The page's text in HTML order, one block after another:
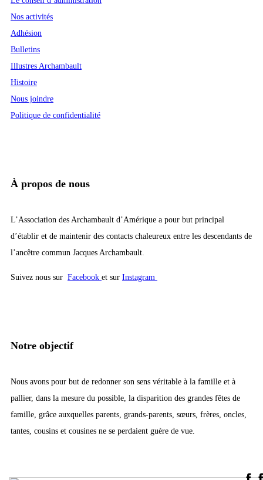
Nos activités
Adhésion
Bulletins
Illustres Archambault
Histoire
Nous joindre
Politique de confidentialité
À propos de nous
L’Association des Archambault d’Amérique a pour but principal
d’établir et de maintenir des contacts chaleureux entre les descendants de
l’ancêtre commun Jacques Archambault.
Suivez nous sur Facebook et sur Instagram
Notre objectif
Nous avons pour but de redonner son sens véritable à la famille et à
pallier, dans la mesure du possible, la disparition des grandes fêtes de
famille, grâce auxquelles parents, grands-parents, sœurs, frères, oncles,
tantes, cousins et cousines ne se perdaient guère de vue.